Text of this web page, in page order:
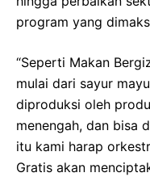
program yang
“Seperti Makan
mulai dari sayur
diproduksi oleh
menengah, dan bisa
itu kami harap
Gratis akan